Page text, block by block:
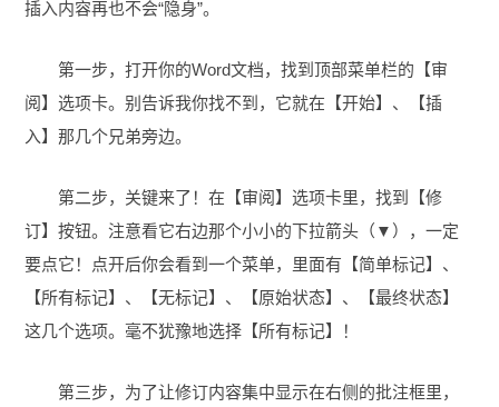
插入内容再也不会“隐身”。
第一步，打开你的Word文档，找到顶部菜单栏的【审
阅】选项卡。别告诉我你找不到，它就在【开始】、【插
入】那几个兄弟旁边。
第二步，关键来了！在【审阅】选项卡里，找到【修
订】按钮。注意看它右边那个小小的下拉箭头（▼），一定
要点它！点开后你会看到一个菜单，里面有【简单标记】、
【所有标记】、【无标记】、【原始状态】、【最终状态】
这几个选项。毫不犹豫地选择【所有标记】！
第三步，为了让修订内容集中显示在右侧的批注框里，